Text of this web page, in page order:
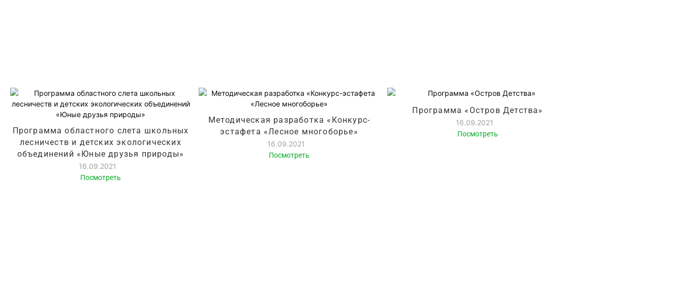
Программа областного слета школьных
лесничеств и детских экологических
объединений «Юные друзья природы»
16.09.2021
Посмотреть
Методическая разработка «Конкурс-
эстафета «Лесное многоборье»
16.09.2021
Посмотреть
Программа «Остров Детства»
16.09.2021
Посмотреть